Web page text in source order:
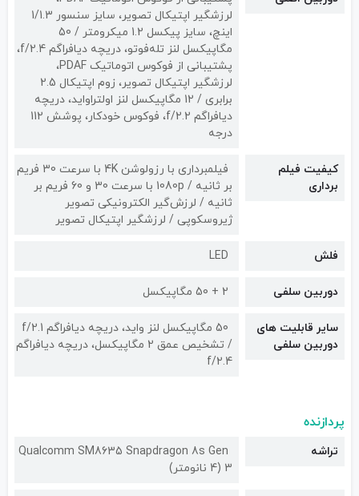
لرزشگیر اپتیکال تصویر، سایز سنسور 1/1.3
اینچ، سایز پیکسل 1.2 میکرومتر / 50
مگاپیکسل لنز تله‌فوتو، دریچه دیافراگم f/2.4،
پشتیبانی از فوکوس اتوماتیک PDAF،
لرزشگیر اپتیکال تصویر، زوم اپتیکال 2.5
برابری / 12 مگاپیکسل لنز اولتراواید، دریچه
دیافراگم f/2.2، فوکوس خودکار، پوشش 112
درجه
کیفیت فیلم
برداری
فیلمبرداری با رزولوشن 4K با سرعت 30 فریم
بر ثانیه / 1080p با سرعت 30 و 60 فریم بر
ثانیه / لرزش‌گیر الکترونیکی تصویر
ژیروسکوپی / لرزشگیر اپتیکال تصویر
فلش LED
دوربین سلفی 2 + 50 مگاپیکسل
سایر قابلیت های
دوربین سلفی
50 مگاپیکسل لنز واید، دریچه دیافراگم f/2.1
/ تشخیص عمق 2 مگاپیکسل، دریچه دیافراگم
f/2.4
پردازنده
تراشه
Qualcomm SM8635 Snapdragon 8s Gen
3 (4 نانومتر)